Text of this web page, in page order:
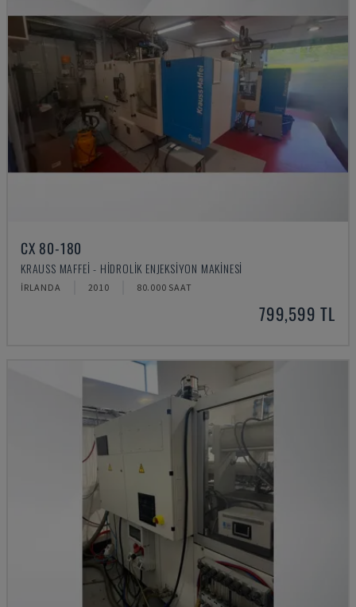
CX 80-180
KRAUSS MAFFEI - HIDROLIK ENJEKSIYON MAKINESI
İRLANDA 2010 80.000 SAAT
799,599 TL